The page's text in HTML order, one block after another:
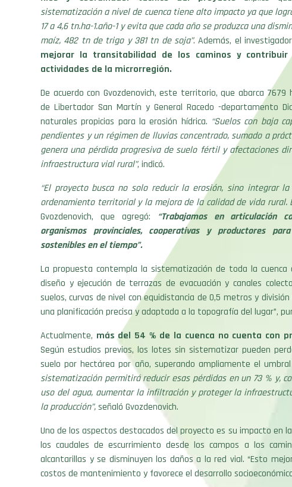
sistematización a nivel de cuenca tiene alto impacto ya que
17 a 4,6 tn.ha-1.año-1 y evita que cada año se produzca una
maíz, 482 tn de trigo y 381 tn de soja”. Además, el
mejorar la transitabilidad de los caminos y
actividades de la microrregión.
De acuerdo con Gvozdenovich, este territorio, que abarca
de Libertador San Martín y General Racedo -departamento
naturales propicias para la erosión hídrica. “Suelos con baja
pendientes y un régimen de lluvias concentrado, sumado a
genera una pérdida progresiva de suelo fértil y afectaciones
infraestructura vial rural”, indicó.
“El proyecto busca no solo reducir la erosión, sino integrar
ordenamiento territorial y la mejora de la calidad de vida rural.
Gvozdenovich, que agregó:
“Trabajamos en articulación
organismos provinciales, cooperativas y productores
sostenibles en el tiempo”.
La propuesta contempla la sistematización de toda la cuenca
diseño y ejecución de terrazas de evacuación y canales
suelos, curvas de nivel con equidistancia de 0,5 metros y
una planificación precisa y adaptada a la topografía del lugar”,
Actualmente, más del 54 % de la cuenca no cuenta con
Según estudios previos, los lotes sin sistematizar pueden
suelo por hectárea por año, superando ampliamente el
sistematización permitirá reducir esas pérdidas en un 73 % y,
uso del agua, aumentar la infiltración y proteger la
la producción”,señaló Gvozdenovich.
Uno de los aspectos destacados del proyecto es su impacto en
los caudales de escurrimiento desde los campos a los
alcantarillas y se disminuyen los daños a la red vial. “Esto
costos de mantenimiento y favorece el desarrollo